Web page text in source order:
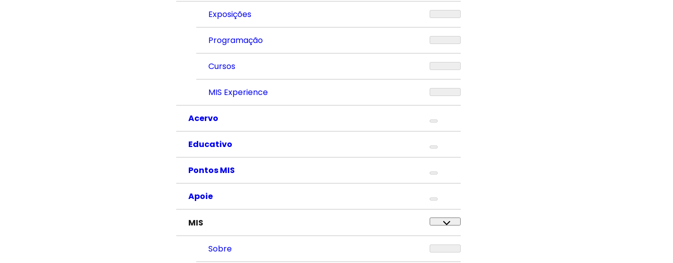
Exposições
Programação
Cursos
MIS Experience
Acervo
Educativo
Pontos MIS
Apoie
MIS
Sobre